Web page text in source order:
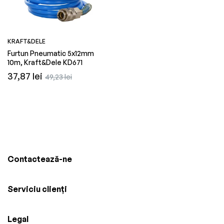
KRAFT&DELE
Furtun Pneumatic 5x12mm
10m, Kraft&Dele KD671
Preț
37,87 lei Preț
49,23 lei
Contactează-ne
Serviciu clienți
Legal